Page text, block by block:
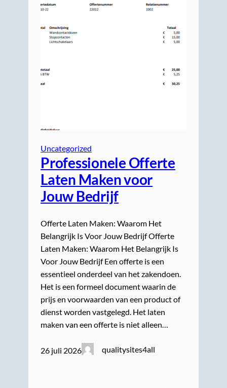
Uncategorized
Professionele Offerte
Laten Maken voor
Jouw Bedrijf
Offerte Laten Maken: Waarom Het
Belangrijk Is Voor Jouw Bedrijf Offerte
Laten Maken: Waarom Het Belangrijk Is
Voor Jouw Bedrijf Een offerte is een
essentieel onderdeel van het zakendoen.
Het is een formeel document waarin de
prijs en voorwaarden van een product of
dienst worden vastgelegd. Het laten
maken van een offerte is niet alleen…
26 juli 2026 qualitysites4all